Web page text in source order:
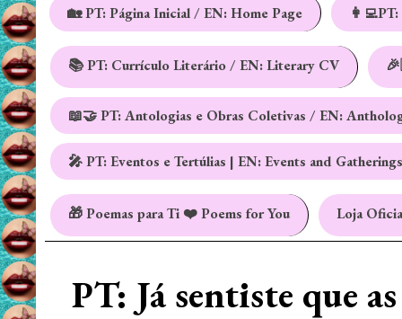
🏡 PT: Página Inicial / EN: Home Page
📚 PT: Currículo Literário / EN: Literary CV
📖🤝 PT: Antologias e Obras Coletivas / EN:
🎤 PT: Eventos e Tertúlias | EN: Events and Gatherings
🎁 Poemas para Ti ❤️ Poems for You Loja
PT: Já sentiste que